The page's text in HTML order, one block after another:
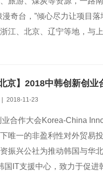
漫奇台，”倾心尽力让项目
江、北京、辽宁等地，与
京】2018中韩创新创业
2018-11-23
合作大会Korea-China
唯一的非盈利性对外贸易
振兴公社为推动韩国与华
国IT支援中心，致力于促进